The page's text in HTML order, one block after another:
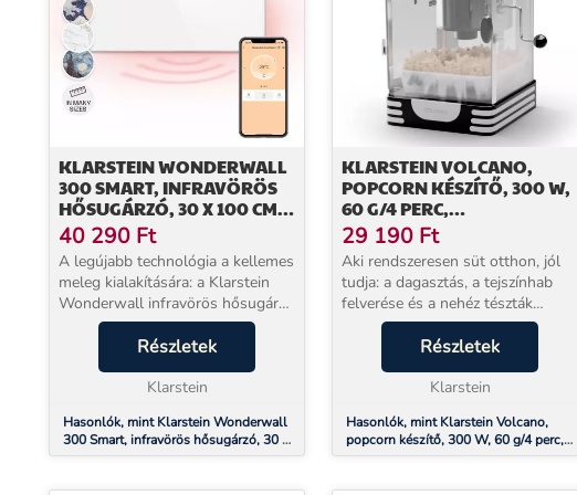
KLARSTEIN WONDERWALL
300 SMART, INFRAVÖRÖS
HŐSUGÁRZÓ, 30 X 100 CM,
300 W, HETI IDŐZÍTŐ, IP24,
FEHÉR
40 290 Ft
A legújabb technológia a kellemes
meleg kialakítására: a Klarstein
Wonderwall infravörös hősugárzó
minden helyiségbe kellemes
meleget hoz nagyon hatékony és
helytakarékos módon. A
Wonderwall infravörö...
Részletek
Klarstein
Hasonlók, mint Klarstein Wonderwall
300 Smart, infravörös hősugárzó, 30 x
100 cm, 300 W, heti időzítő, IP24,
KLARSTEIN VOLCANO,
POPCORN KÉSZÍTŐ, 300 W,
60 G/4 PERC,
ROZSDAMENTES ACÉL
EDÉNY, RETRO KIALAKÍTÁS
29 190 Ft
Aki rendszeresen süt otthon, jól
tudja: a dagasztás, a tejszínhab
felverése és a nehéz tészták
keverése időt és energiát vesz el.
A Klarstein Volcano pontosan ezt
veszi le Ön válláról – 300 W-os
Részletek
Klarstein
Hasonlók, mint Klarstein Volcano,
popcorn készítő, 300 W, 60 g/4 perc,
rozsdamentes acél edény, retro